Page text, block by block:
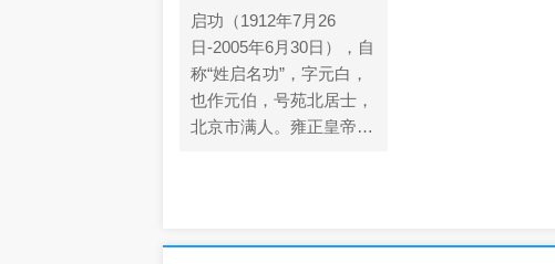
启功（1912年7月26
日-2005年6月30日），自
称“姓启名功”，字元白，
也作元伯，号苑北居士，
北京市满人。雍正皇帝的